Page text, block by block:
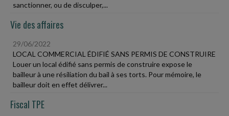
sanctionner, ou de disculper,...
Vie des affaires
29/06/2022
LOCAL COMMERCIAL ÉDIFIÉ SANS PERMIS DE CONSTRUIRE
Louer un local édifié sans permis de construire expose le
bailleur à une résiliation du bail à ses torts. Pour mémoire, le
bailleur doit en effet délivrer...
Fiscal TPE